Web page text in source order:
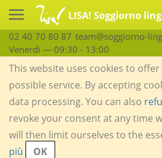
LISA! Soggiorno
02 40 70 80 87 team@soggiorno-
Venerdì — 09:30 - 13:00
This website uses cookies to
possible service. By accepting
data processing. You can also
revoke your consent at any time
will then limit ourselves to the
più
OK